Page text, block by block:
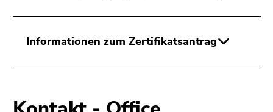
Informationen zum Zertifikatsantrag